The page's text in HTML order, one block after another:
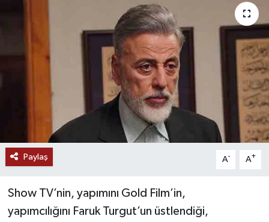
Paylaş A- A+
Show TV’nin, yapımını Gold Film’in,
yapımcılığını Faruk Turgut’un üstlendiği,
Tüm Manşetler
Son Dakika Haberleri